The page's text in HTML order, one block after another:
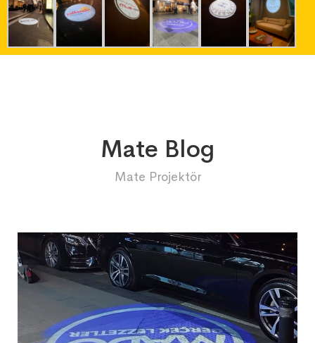
Mate Blog
Mate Projektör